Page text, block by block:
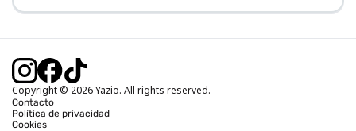
Calcular IMC
Calcular peso ideal
Calcular calorías quemadas
Copyright © 2026 Yazio. All rights reserved.
Contacto
Política de privacidad
Cookies